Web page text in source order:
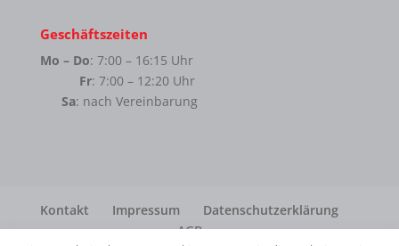
Geschäftszeiten
Mo – Do: 7:00 – 16:15 Uhr
Fr: 7:00 – 12:20 Uhr
Sa: nach Vereinbarung
Kontakt Impressum
Datenschutzerklärung
AGB